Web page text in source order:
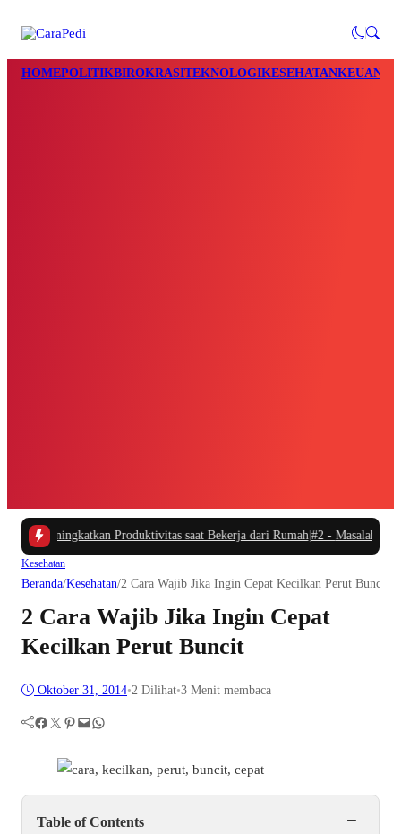
HOMEPOLITIKBIROKRASITEKNOLOGIKESEHATAN
Meningkatkan Produktivitas saat Bekerja dari Rumah|#2 -Masalah
Kesehatan
Beranda/Kesehatan/2 Cara Wajib Jika Ingin Cepat Kecilkan Perut Buncit
2 Cara Wajib Jika Ingin Cepat
Kecilkan Perut Buncit
Oktober 31, 2014•2 Dilihat•3 Menit membaca
Facebook Twitter Pinterest Mail WhatsApp
Table of Contents −